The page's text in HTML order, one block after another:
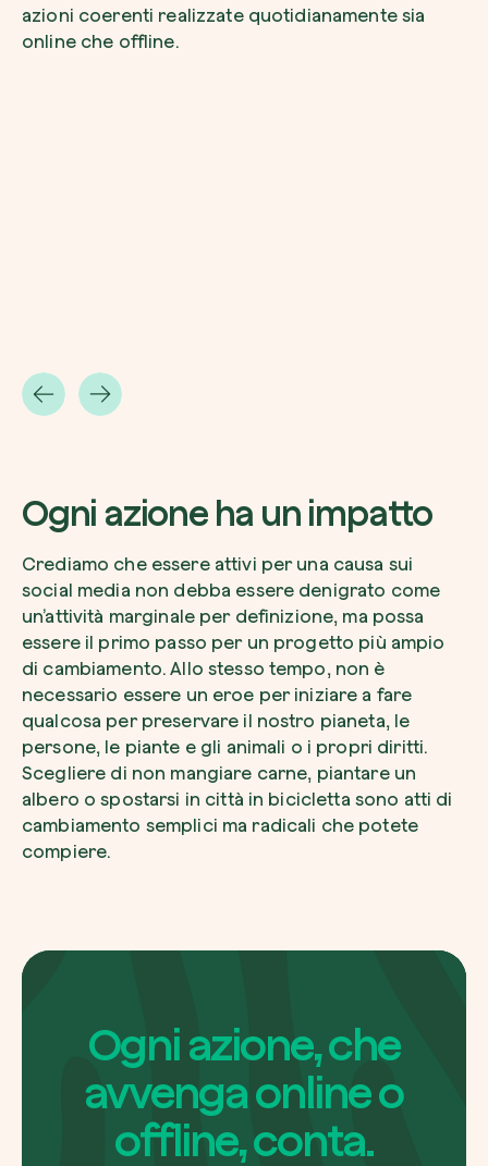
azioni coerenti realizzate quotidianamente sia
online che offline.
Ogni azione ha un impatto
Crediamo che essere attivi per una causa sui
social media non debba essere denigrato come
un’attività marginale per definizione, ma possa
essere il primo passo per un progetto più ampio
di cambiamento. Allo stesso tempo, non è
necessario essere un eroe per iniziare a fare
qualcosa per preservare il nostro pianeta, le
persone, le piante e gli animali o i propri diritti.
Scegliere di non mangiare carne, piantare un
albero o spostarsi in città in bicicletta sono atti di
cambiamento semplici ma radicali che potete
compiere.
Ogni azione, che
avvenga online o
offline, conta.